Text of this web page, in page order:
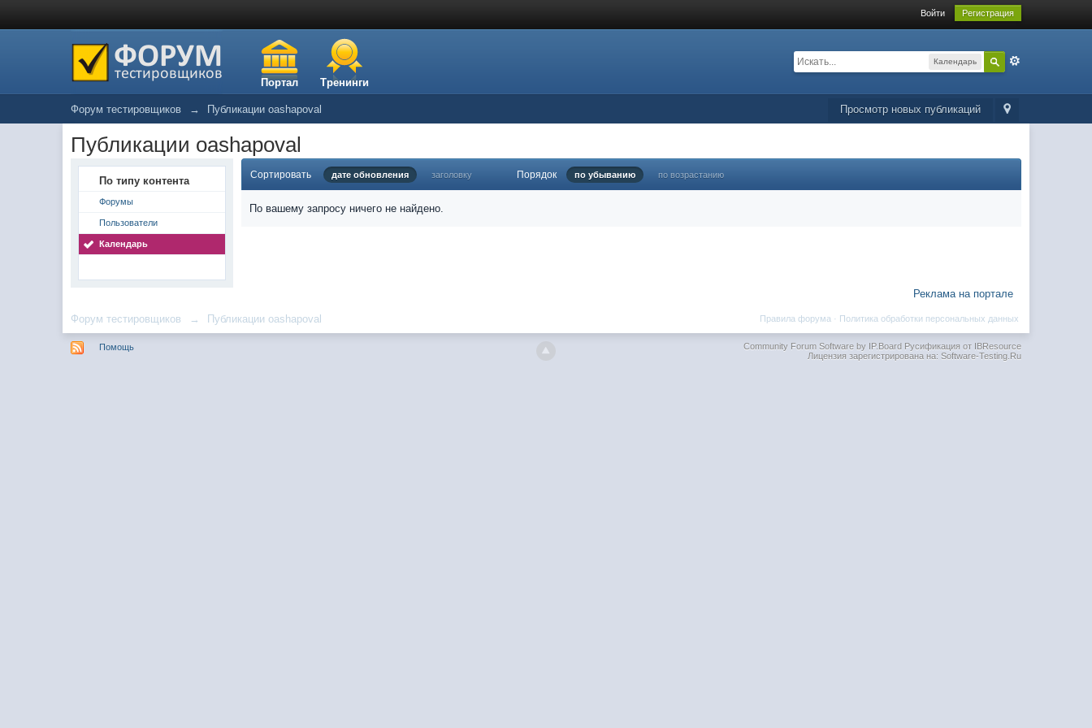
Войти Регистрация
Портал Тренинги
Календарь
Просмотр новых публикаций
Форум тестировщиков → Публикации oashapoval
Публикации oashapoval
По типу контента
Форумы
Пользователи
Календарь
Сортировать дате обновления заголовку Порядок по убыванию по возрастанию
По вашему запросу ничего не найдено.
Реклама на портале
Форум тестировщиков → Публикации oashapoval Политика обработки персональных данных
Правила форума ·
Помощь Community Forum Software by IP.BoardРусификация от IBResource
Лицензия зарегистрирована на: Software-Testing.Ru